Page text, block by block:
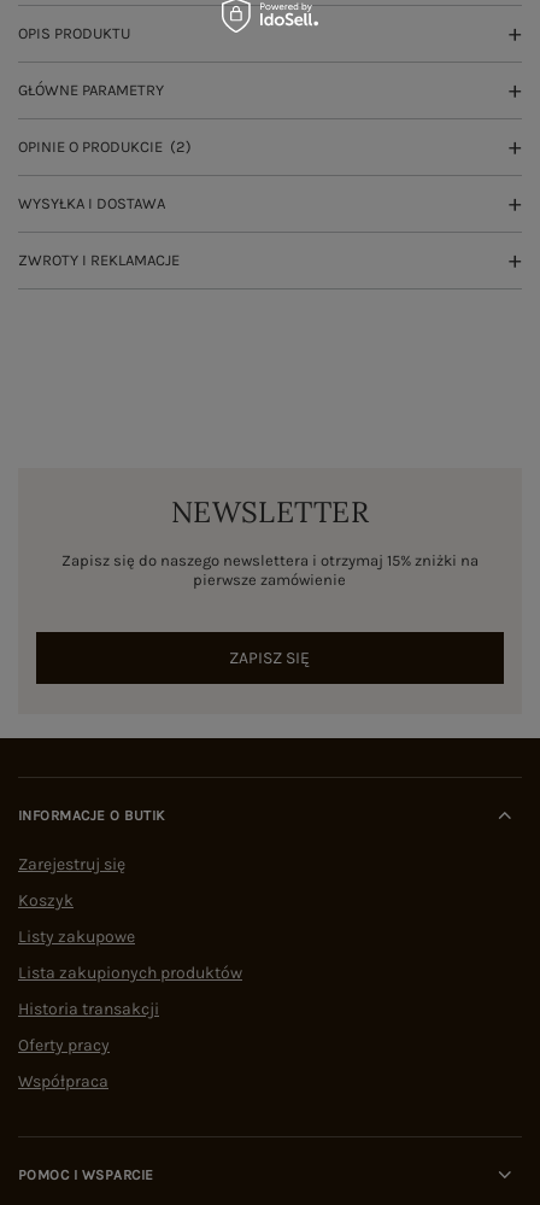
OPIS PRODUKTU
GŁÓWNE PARAMETRY
OPINIE O PRODUKCIE (2)
WYSYŁKA I DOSTAWA
ZWROTY I REKLAMACJE
NEWSLETTER
Zapisz się do naszego newslettera i otrzymaj 15% zniżki na
pierwsze zamówienie
ZAPISZ SIĘ
INFORMACJE O BUTIK
Zarejestruj się
Koszyk
Listy zakupowe
Lista zakupionych produktów
Historia transakcji
Oferty pracy
Współpraca
POMOC I WSPARCIE